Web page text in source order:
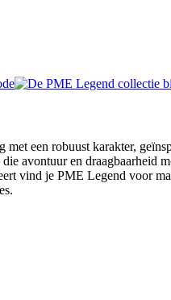
een robuust karakter,
avontuur en draagbaarheid
vind je PME Legend voor